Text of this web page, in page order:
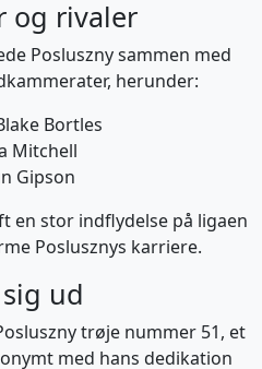
og rivaler
Posluszny sammen med
herunder:
Bortles
Mitchell
Gipson
en stor indflydelse på ligaen
Poslusznys karriere.
ud
trøje nummer 51, et
med hans dedikation